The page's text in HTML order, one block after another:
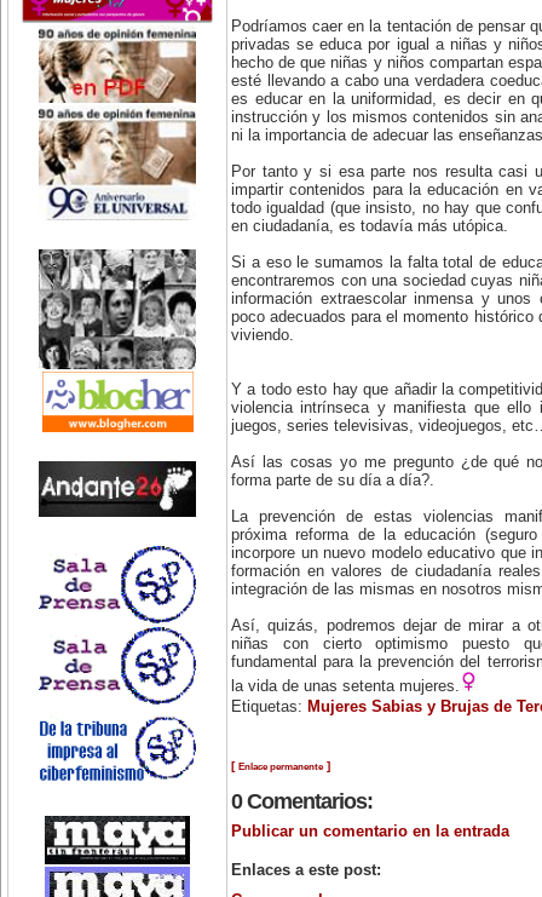
Podríamos caer en la tentación de pensar
privadas se educa por igual a niñas y
hecho de que niñas y niños compartan
esté llevando a cabo una verdadera
es educar en la uniformidad, es decir en
instrucción y los mismos contenidos sin
ni la importancia de adecuar las
Por tanto y si esa parte nos resulta casi
impartir contenidos para la educación en
todo igualdad (que insisto, no hay que
en ciudadanía, es todavía más utópica.
Si a eso le sumamos la falta total de
encontraremos con una sociedad cuyas
información extraescolar inmensa y unos
poco adecuados para el momento
viviendo.
Y a todo esto hay que añadir la
violencia intrínseca y manifiesta que ello
juegos, series televisivas, videojuegos,
Así las cosas yo me pregunto ¿de qué
forma parte de su día a día?.
La prevención de estas violencias
próxima reforma de la educación
incorpore un nuevo modelo educativo que
formación en valores de ciudadanía
integración de las mismas en nosotros
Así, quizás, podremos dejar de mirar a
niñas con cierto optimismo puesto
fundamental para la prevención del
la vida de unas setenta mujeres.
Etiquetas: Mujeres Sabias y Brujas de
[ Enlace permanente]
0 Comentarios:
Publicar un comentario en la entrada
Enlaces a este post: